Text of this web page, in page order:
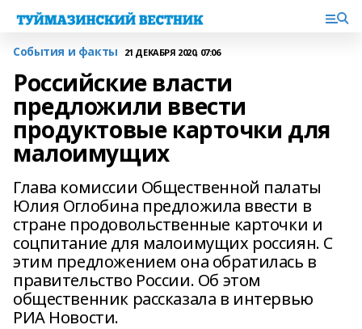
События и факты 21 ДЕКАБРЯ 2020, 07:06
Российские власти
предложили ввести
продуктовые карточки для
малоимущих
Глава комиссии Общественной палаты
Юлия Оглобина предложила ввести в
стране продовольственные карточки и
соцпитание для малоимущих россиян. С
этим предложением она обратилась в
правительство России. Об этом
общественник рассказала в интервью
РИА Новости.